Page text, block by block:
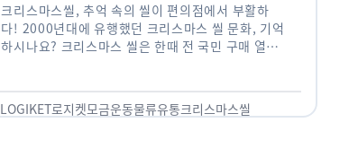
크리스마스씰, 추억 속의 씰이 편의점에서 부활하
다! 2000년대에 유행했던 크리스마스 씰 문화, 기억
하시나요? 크리스마스 씰은 한때 전 국민 구매 열풍
LOGIKET로지켓모금운동물류유통크리스마스씰